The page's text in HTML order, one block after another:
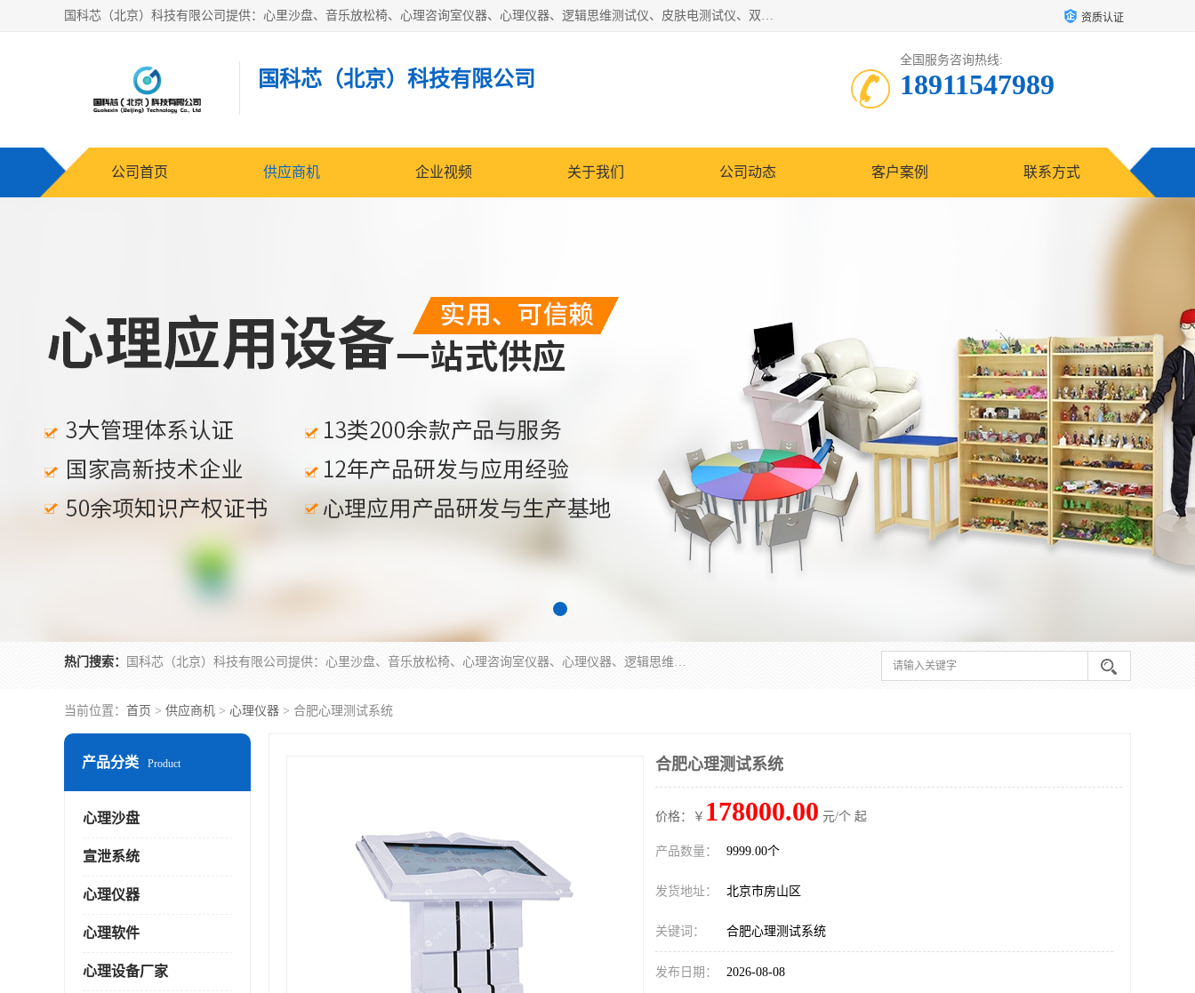
国科芯（北京）科技有限公司提供：心里沙盘、音乐放松椅、心理咨询室仪器、心理仪器、逻辑思维测试仪、皮肤电测试仪、双手协调器、双手协调测试仪、注意力集中测试仪等各种心理学仪器设备。 资质认证
国科芯（北京）科技有限公司
全国服务咨询热线:
18911547989
公司首页 供应商机 企业视频 关于我们 公司动态 客户案例 联系方式
热门搜索： 国科芯（北京）科技有限公司提供：心里沙盘、音乐放松椅、心理咨询室仪器、心理仪器、逻辑思维测试仪、皮肤电测试仪、双手协调器、双手协调测试仪、注意力集中测试仪等各种心理学仪器设备。
当前位置： 首页 > 供应商机 > 心理仪器 > 合肥心理测试系统
产品分类 Product
心理沙盘
宣泄系统
心理仪器
心理软件
心理设备厂家
合肥心理测试系统
价格：￥ 178000.00 元/个 起
产品数量： 9999.00个
发货地址： 北京市房山区
关键词： 合肥心理测试系统
发布日期： 2026-08-08